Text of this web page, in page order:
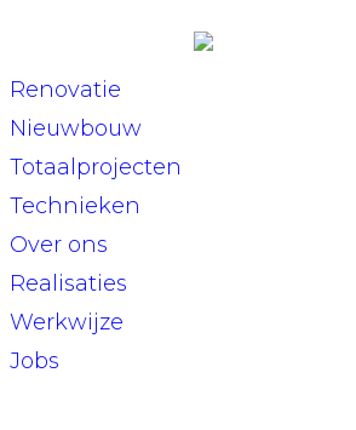
Renovatie
Nieuwbouw
Totaalprojecten
Technieken
Over ons
Realisaties
Werkwijze
Jobs